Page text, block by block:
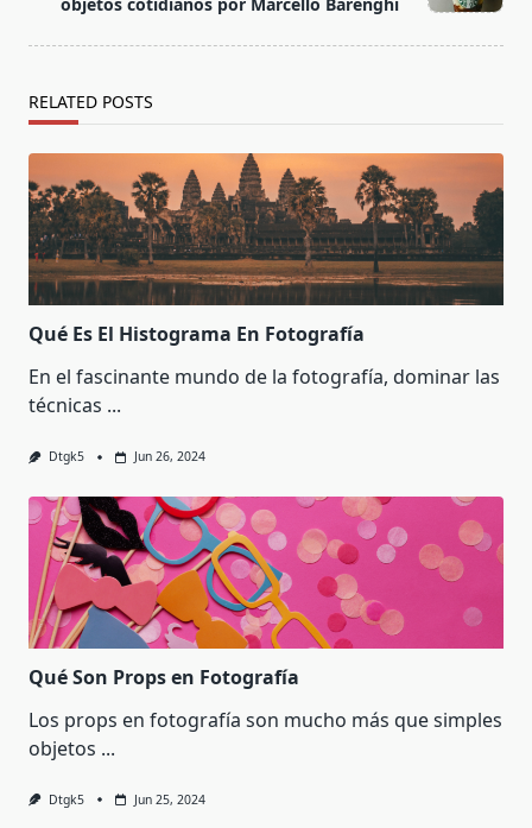
objetos cotidianos por Marcello Barenghi
RELATED POSTS
Qué Es El Histograma En Fotografía
En el fascinante mundo de la fotografía, dominar las
técnicas ...
Dtgk5 Jun 26, 2024
Qué Son Props en Fotografía
Los props en fotografía son mucho más que simples
objetos ...
Dtgk5 Jun 25, 2024